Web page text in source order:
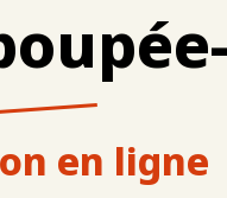
en ligne